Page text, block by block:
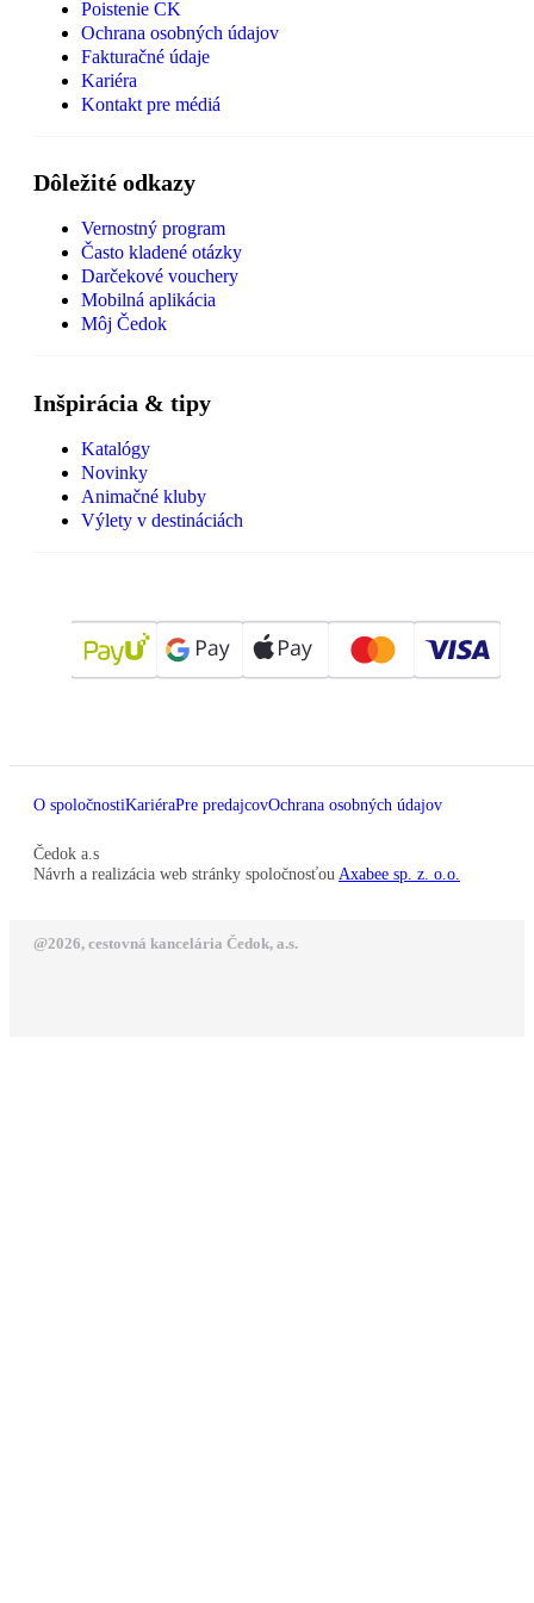
Poistenie CK
Ochrana osobných údajov
Fakturačné údaje
Kariéra
Kontakt pre médiá
Dôležité odkazy
Vernostný program
Často kladené otázky
Darčekové vouchery
Mobilná aplikácia
Môj Čedok
Inšpirácia & tipy
Katalógy
Novinky
Animačné kluby
Výlety v destináciách
O spoločnostiKariéraPre predajcovOchrana osobných údajov
Čedok a.s
Návrh a realizácia web stránky spoločnosťou Axabee sp. z. o.o.
@2026, cestovná kancelária Čedok, a.s.